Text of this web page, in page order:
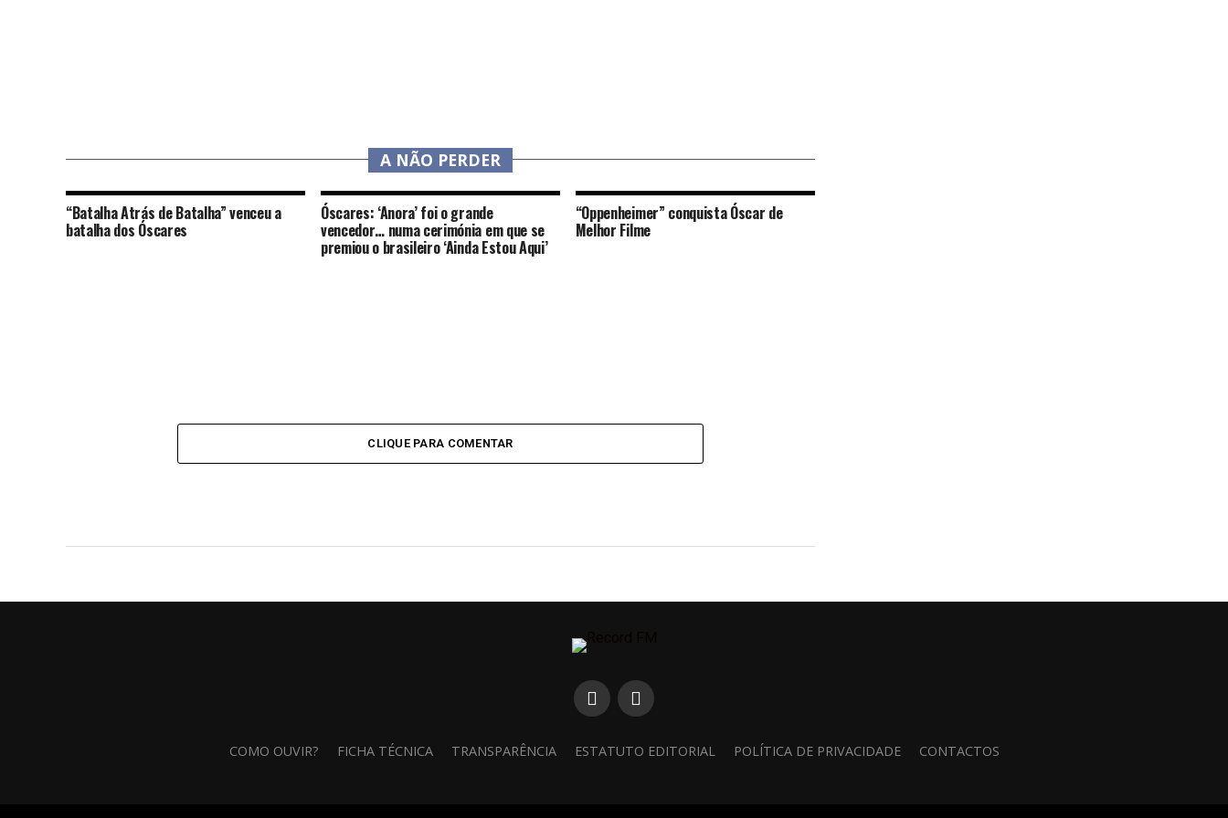
A NÃO PERDER
“Batalha Atrás de Batalha” venceu a
batalha dos Óscares
Óscares: ‘Anora’ foi o grande
vencedor… numa cerimónia em que se
premiou o brasileiro ‘Ainda Estou Aqui’
“Oppenheimer” conquista Óscar de
Melhor Filme
CLIQUE PARA COMENTAR
COMO OUVIR? FICHA TÉCNICA TRANSPARÊNCIA ESTATUTO EDITORIAL POLÍTICA DE PRIVACIDADE CONTACTOS